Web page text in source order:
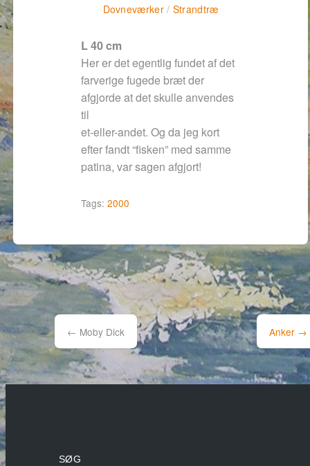
Dovneværker/ Strandtræ
L 40 cm
Her er det egentlig fundet af det
farverige fugede bræt der
afgjorde at det skulle anvendes
til
et-eller-andet. Og da jeg kort
efter fandt “fisken” med samme
patina, var sagen afgjort!
Tags: 2000
Post
navigation
← Moby Dick Anker →
SØG